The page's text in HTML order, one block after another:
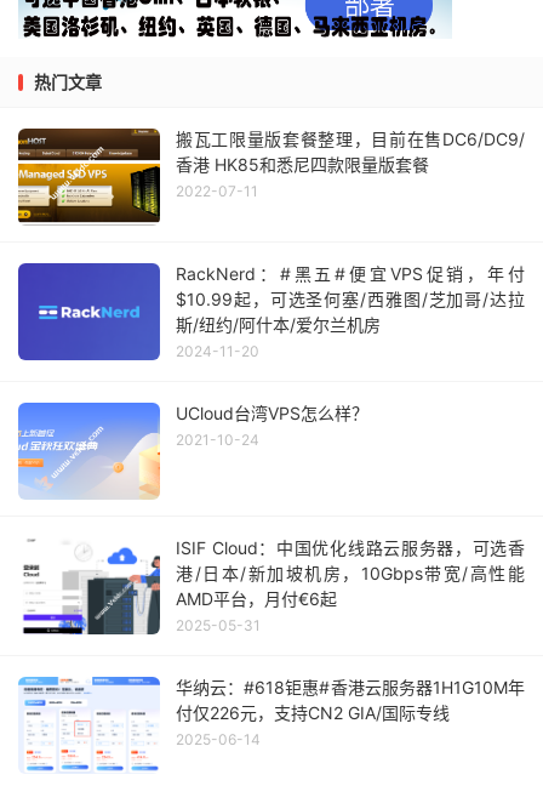
热门文章
搬瓦工限量版套餐整理，目前在售DC6/DC9/
香港 HK85和悉尼四款限量版套餐
2022-07-11
RackNerd：#黑五#便宜VPS促销，年付
$10.99起，可选圣何塞/西雅图/芝加哥/达拉
斯/纽约/阿什本/爱尔兰机房
2024-11-20
UCloud台湾VPS怎么样？
2021-10-24
ISIF Cloud：中国优化线路云服务器，可选香
港/日本/新加坡机房，10Gbps带宽/高性能
AMD平台，月付€6起
2025-05-31
华纳云：#618钜惠#香港云服务器1H1G10M年
付仅226元，支持CN2 GIA/国际专线
2025-06-14